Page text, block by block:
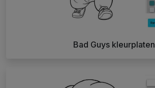
Bad Guys kleurplaten